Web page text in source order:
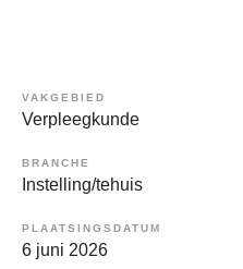
VAKGEBIED
Verpleegkunde
BRANCHE
Instelling/tehuis
PLAATSINGSDATUM
6 juni 2026